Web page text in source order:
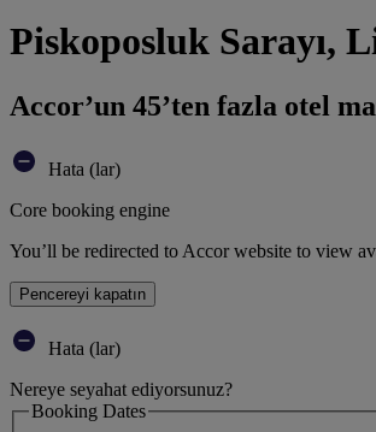
Piskoposluk Sarayı,
Accor’un 45’ten fazla otel
Hata (lar)
Core booking engine
You’ll be redirected to Accor website to view
Pencereyi kapatın
Hata (lar)
Nereye seyahat ediyorsunuz?
Booking Dates